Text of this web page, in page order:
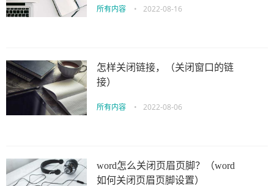
所有内容 • 2022-08-16
怎样关闭链接，（关闭窗口的链
接）
所有内容 • 2022-08-06
word怎么关闭页眉页脚？（word
如何关闭页眉页脚设置）